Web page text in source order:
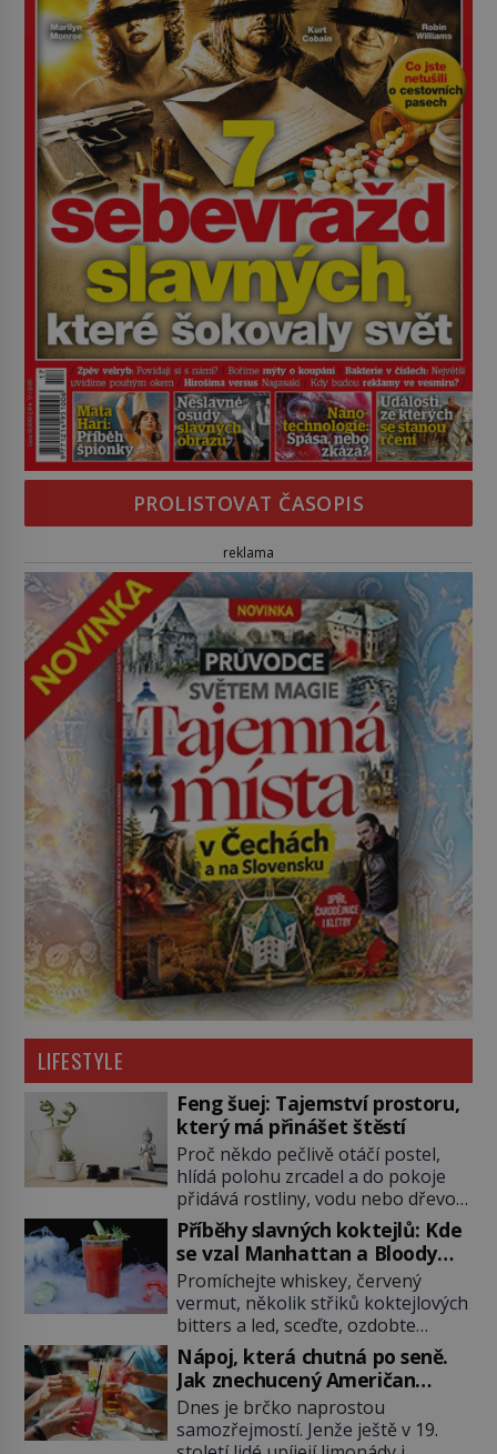
PROLISTOVAT ČASOPIS
reklama
LIFESTYLE
Feng šuej: Tajemství prostoru,
který má přinášet štěstí
Proč někdo pečlivě otáčí postel,
hlídá polohu zrcadel a do pokoje
přidává rostliny, vodu nebo dřevo?
Feng šuej tvrdí, že domov není jen
soubor zdí a nábytku. Je to prostor,
kterým proudí energie čchi a jeho
uspořádání může ovlivňovat, jak se
v něm člověk cítí. Feng šuej má
kořeny ve staré Číně a jeho historie
[…]
Příběhy slavných koktejlů: Kde
se vzal Manhattan a Bloody
Mary?
Promíchejte whiskey, červený
vermut, několik střiků koktejlových
bitters a led, sceďte, ozdobte
koktejlovou třešinkou a tadá…
Manhattan je tu! A pokud to má být
skutečně on, dejte si pozor, ať
místo klasické americké rye
whiskey či klidně bourbonu
Nápoj, která chutná po seně.
Jak znechucený Američan
vymyslel brčko
Dnes je brčko naprostou
samozřejmostí. Jenže ještě v 19.